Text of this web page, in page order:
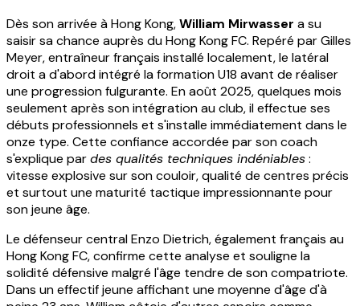
Dès son arrivée à Hong Kong,William Mirwasser a su
saisir sa chance auprès du Hong Kong FC. Repéré par Gilles
Meyer, entraîneur français installé localement, le latéral
droit a d'abord intégré la formation U18 avant de réaliser
une progression fulgurante. En août 2025, quelques mois
seulement après son intégration au club, il effectue ses
débuts professionnels et s'installe immédiatement dans le
onze type. Cette confiance accordée par son coach
s'explique pardes qualités techniques indéniables:
vitesse explosive sur son couloir, qualité de centres précis
et surtout une maturité tactique impressionnante pour
son jeune âge.
Le défenseur central Enzo Dietrich, également français au
Hong Kong FC, confirme cette analyse et souligne la
solidité défensive malgré l'âge tendre de son compatriote.
Dans un effectif jeune affichant une moyenne d'âge d'à